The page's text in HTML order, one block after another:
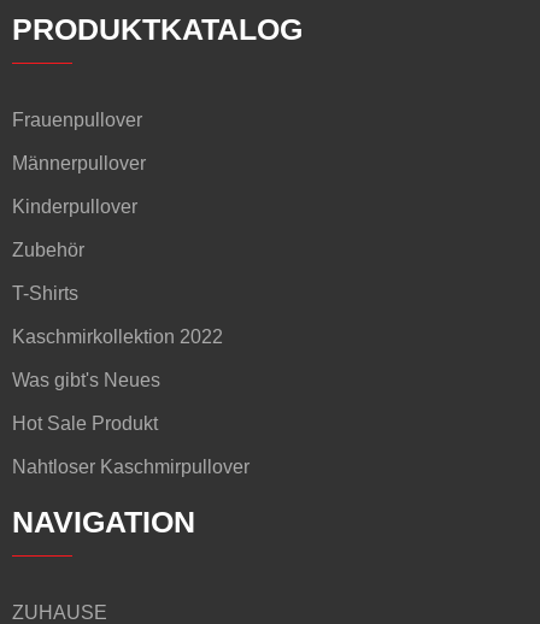
PRODUKTKATALOG
Frauenpullover
Männerpullover
Kinderpullover
Zubehör
T-Shirts
Kaschmirkollektion 2022
Was gibt's Neues
Hot Sale Produkt
Nahtloser Kaschmirpullover
NAVIGATION
ZUHAUSE